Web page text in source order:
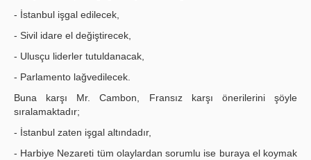
- İstanbul işgal edilecek,
- Sivil idare el değiştirecek,
- Ulusçu liderler tutuldanacak,
- Parlamento lağvedilecek.
Buna karşı Mr. Cambon, Fransız karşı önerilerini şöyle
sıralamaktadır;
- İstanbul zaten işgal altındadır,
- Harbiye Nezareti tüm olaylardan sorumlu ise buraya el koymak